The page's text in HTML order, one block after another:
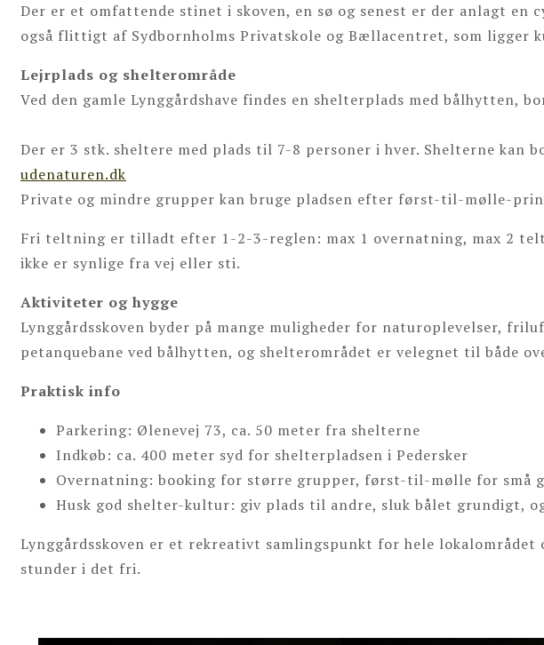
Der er et omfattende stinet i skoven, en sø og senest er der anlagt en
også flittigt af Sydbornholms Privatskole og Bællacentret, som ligger
Lejrplads og shelterområde
Ved den gamle Lynggårdshave findes en shelterplads med bålhytten,
Der er 3 stk. sheltere med plads til 7-8 personer i hver. Shelterne kan
udenaturen.dk
Private og mindre grupper kan bruge pladsen efter først-til-mølle-
Fri teltning er tilladt efter 1-2-3-reglen: max 1 overnatning, max 2
ikke er synlige fra vej eller sti.
Aktiviteter og hygge
Lynggårdsskoven byder på mange muligheder for naturoplevelser,
petanquebane ved bålhytten, og shelterområdet er velegnet til både
Praktisk info
Parkering: Ølenevej 73, ca. 50 meter fra shelterne
Indkøb: ca. 400 meter syd for shelterpladsen i Pedersker
Overnatning: booking for større grupper, først-til-mølle for små
Husk god shelter-kultur: giv plads til andre, sluk bålet grundigt,
Lynggårdsskoven er et rekreativt samlingspunkt for hele
stunder i det fri.